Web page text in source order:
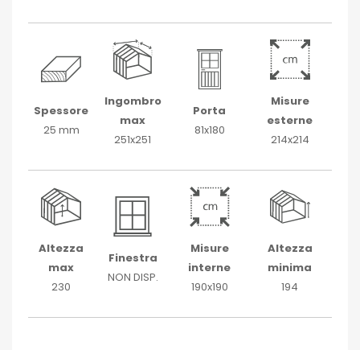
Spessore
25 mm
Ingombro
max
251x251
Porta
81x180
Misure
esterne
214x214
Altezza
max
230
Finestra
NON DISP.
Misure
interne
190x190
Altezza
minima
194